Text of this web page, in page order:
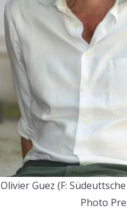
Olivier Guez (F:
Photo